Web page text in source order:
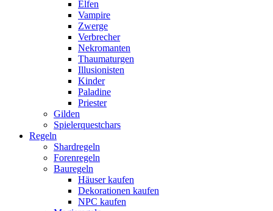
Elfen
Vampire
Zwerge
Verbrecher
Nekromanten
Thaumaturgen
Illusionisten
Kinder
Paladine
Priester
Gilden
Spielerquestchars
Regeln
Shardregeln
Forenregeln
Bauregeln
Häuser kaufen
Dekorationen kaufen
NPC kaufen